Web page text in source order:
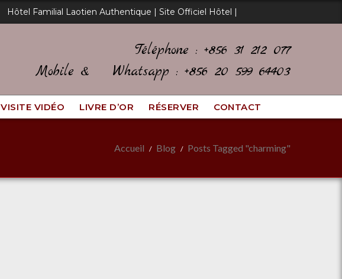
Hôtel Familial Laotien Authentique | Site Officiel Hôtel |
Téléphone : +856 31 212 077
Mobile &
Whatsapp : +856 20 599 64403
VISITE VIDÉO LIVRE D’OR RÉSERVER CONTACT
Accueil Blog Posts Tagged "charming"